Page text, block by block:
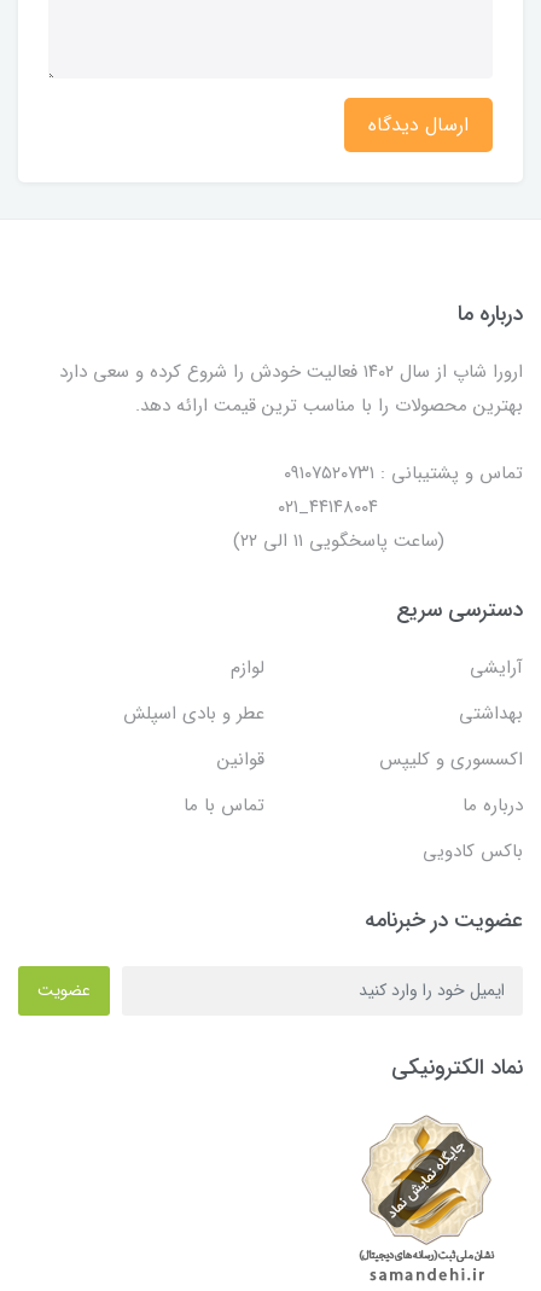
ارسال دیدگاه
درباره ما
ارورا شاپ از سال ۱۴۰۲ فعالیت خودش را شروع کرده و سعی دارد
بهترین محصولات را با مناسب ترین قیمت ارائه دهد.
تماس و پشتیبانی : ۰۹۱۰۷۵۲۰۷۳۱
(ساعت پاسخگویی ۱۱ الی ۲۲)
دسترسی سریع
آرایشی
لوازم
بهداشتی
عطر و بادی اسپلش
اکسسوری و کلیپس
قوانین
درباره ما
تماس با ما
باکس کادویی
عضویت در خبرنامه
عضویت
نماد الکترونیکی